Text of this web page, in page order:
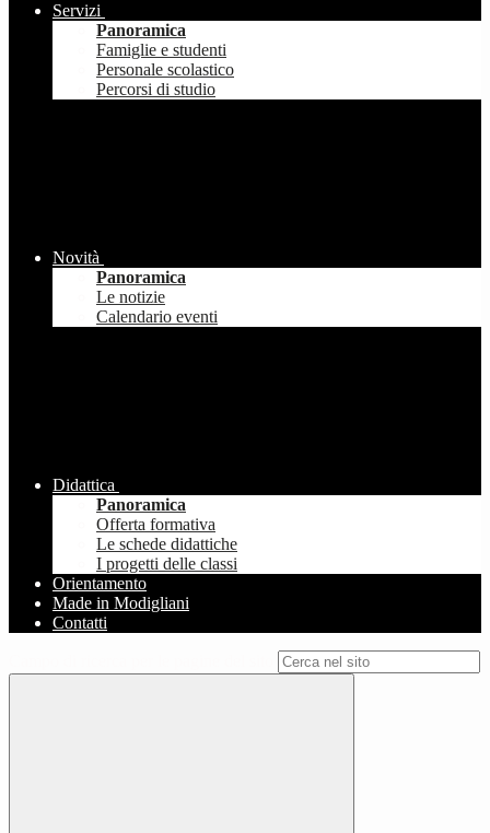
Servizi
Panoramica
Famiglie e studenti
Personale scolastico
Percorsi di studio
Novità
Panoramica
Le notizie
Calendario eventi
Didattica
Panoramica
Offerta formativa
Le schede didattiche
I progetti delle classi
Orientamento
Made in Modigliani
Contatti